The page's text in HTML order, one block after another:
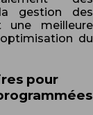
gestion des
une meilleure
du
pour